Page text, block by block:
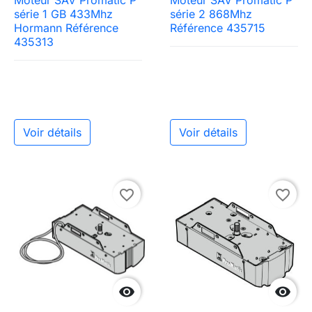
série 1 GB 433Mhz
Hormann Référence
435313
Voir détails
série 2 868Mhz
Référence 435715
Voir détails

favorite_border

favorite_border